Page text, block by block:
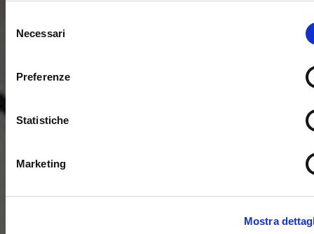
delNecessari
Preferenze
Statistiche
Marketing
Mostra